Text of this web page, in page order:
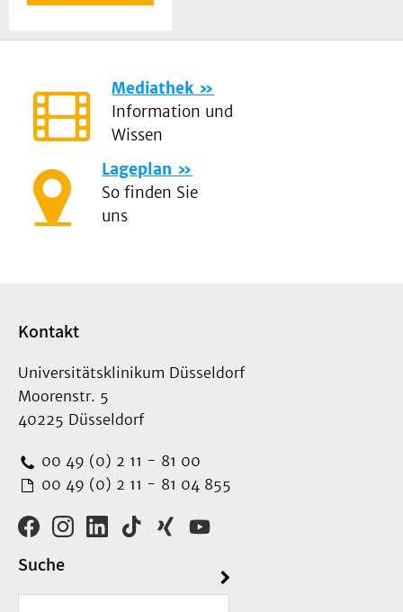
Mediathek
Information und
Wissen
Lageplan
So finden Sie
uns
Kontakt
Universitätsklinikum Düsseldorf
Moorenstr. 5
40225 Düsseldorf
00 49 (0) 2 11 - 81 00
00 49 (0) 2 11 - 81 04 855
Suche